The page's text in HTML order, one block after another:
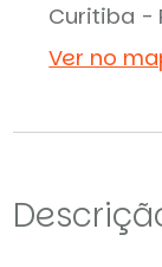
Curitiba -
Ver no